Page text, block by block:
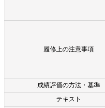
履修上の注意事項
成績評価の方法・基準
テキスト